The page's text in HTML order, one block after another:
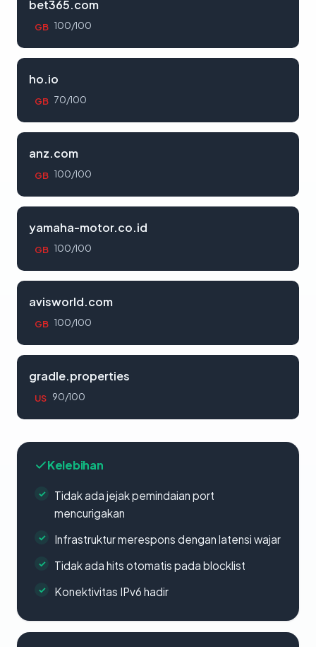
bet365.com
GB 100/100
ho.io
GB 70/100
anz.com
GB 100/100
yamaha-motor.co.id
GB 100/100
avisworld.com
GB 100/100
gradle.properties
US 90/100
Kelebihan
Tidak ada jejak pemindaian port
mencurigakan
Infrastruktur merespons dengan latensi wajar
Tidak ada hits otomatis pada blocklist
Konektivitas IPv6 hadir